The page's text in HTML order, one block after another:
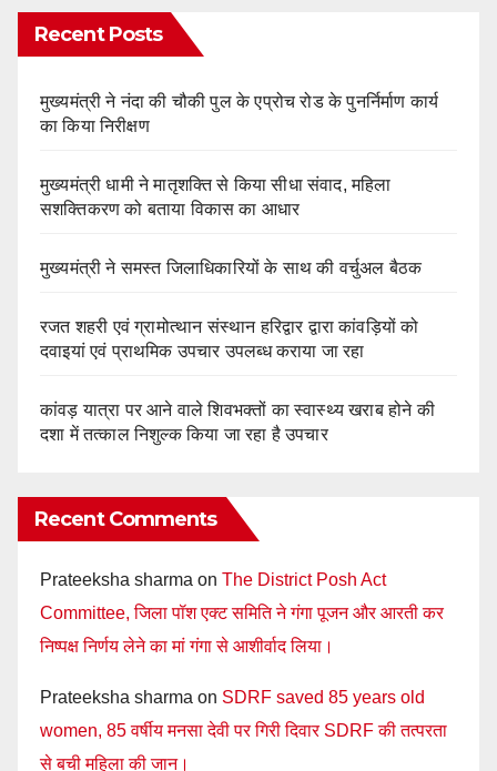
Recent Posts
मुख्यमंत्री ने नंदा की चौकी पुल के एप्रोच रोड के पुनर्निर्माण कार्य
का किया निरीक्षण
मुख्यमंत्री धामी ने मातृशक्ति से किया सीधा संवाद, महिला
सशक्तिकरण को बताया विकास का आधार
मुख्यमंत्री ने समस्त जिलाधिकारियों के साथ की वर्चुअल बैठक
रजत शहरी एवं ग्रामोत्थान संस्थान हरिद्वार द्वारा कांवड़ियों को
दवाइयां एवं प्राथमिक उपचार उपलब्ध कराया जा रहा
कांवड़ यात्रा पर आने वाले शिवभक्तों का स्वास्थ्य खराब होने की
दशा में तत्काल निशुल्क किया जा रहा है उपचार
Recent Comments
Prateeksha sharma on The District Posh Act
Committee, जिला पॉश एक्ट समिति ने गंगा पूजन और आरती कर
निष्पक्ष निर्णय लेने का मां गंगा से आशीर्वाद लिया।
Prateeksha sharma on SDRF saved 85 years old
women, 85 वर्षीय मनसा देवी पर गिरी दिवार SDRF की तत्परता
से बची महिला की जान।